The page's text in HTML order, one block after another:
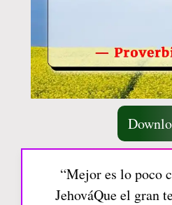
“Mejor es lo poco
JehováQue el gran